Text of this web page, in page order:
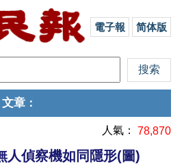
電子報 简体版
文章 ：
人氣： 78,870
人偵察機如同隱形(圖)